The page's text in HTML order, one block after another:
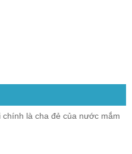
là cha đẻ của nước mắm